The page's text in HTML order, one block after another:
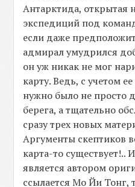
Антарктида, открытая
экспедиций под
если даже
адмирал умудрился
он уж никак не мог
карту. Ведь, с учетом
нужно было не просто
берега, а тщательно
сразу трех новых
Аргументы скептиков
карта-то существует!..
является автором
ссылается Мо Йи Тонг,